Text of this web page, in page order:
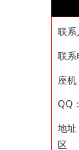
联系
联
座
QQ
地
区